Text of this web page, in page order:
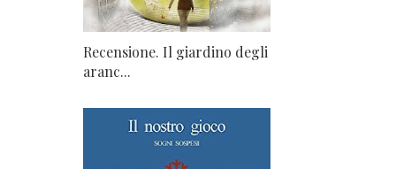
Recensione. Il giardino degli
aranc...